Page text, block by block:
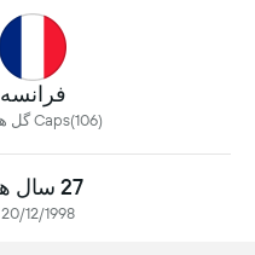
فرانسه
Caps(106) گل ها (66)
27 سال ها
20/12/1998